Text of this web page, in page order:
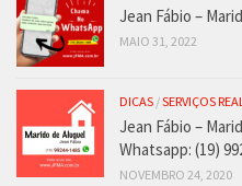
Jean Fábio –
MAIO 31, 2022
DICAS /SERVIÇOS
Jean Fábio –
Whatsapp: (19)
NOVEMBRO 24, 2020